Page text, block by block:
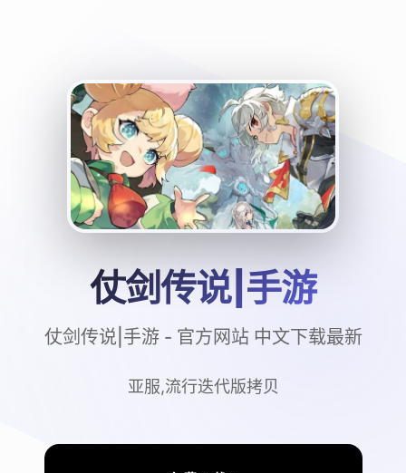
仗剑传说|手游
仗剑传说|手游 - 官方网站 中文下载最新
亚服,流行迭代版拷贝